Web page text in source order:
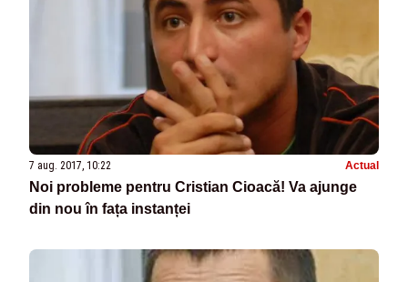
7 aug. 2017, 10:22 Actual
Noi probleme pentru Cristian Cioacă! Va ajunge
din nou în fața instanței